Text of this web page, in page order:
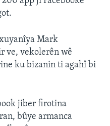
Mark
ve, vekolerên wê
ku bizanin ti agahî bi
jiber firotina
bûye armanca